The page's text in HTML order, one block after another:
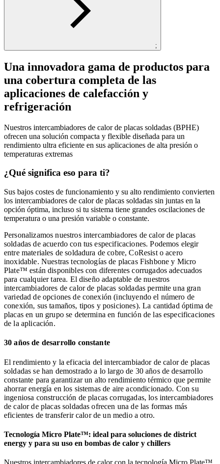
;
Una innovadora gama de productos para
una cobertura completa de las
aplicaciones de calefacción y
refrigeración
Nuestros intercambiadores de calor de placas soldadas (BPHE)
ofrecen una solución compacta y flexible diseñada para un
rendimiento ultra eficiente en sus aplicaciones de alta presión o
temperaturas extremas
¿Qué significa eso para ti?
Sus bajos costes de funcionamiento y su alto rendimiento convierten
los intercambiadores de calor de placas soldadas sin juntas en la
opción óptima, incluso si tu sistema tiene grandes oscilaciones de
temperatura o una presión variable o constante.
Personalizamos nuestros intercambiadores de calor de placas
soldadas de acuerdo con tus especificaciones. Podemos elegir
entre materiales de soldadura de cobre, CoResist o acero
inoxidable. Nuestras tecnologías de placas Fishbone y Micro
Plate™ están disponibles con diferentes corrugados adecuados
para cualquier tarea. El diseño adaptable de nuestros
intercambiadores de calor de placas soldadas permite una gran
variedad de opciones de conexión (incluyendo el número de
conexión, sus tamaños, tipos y posiciones). La cantidad óptima de
placas en un grupo se determina en función de las especificaciones
de la aplicación.
30 años de desarrollo constante
El rendimiento y la eficacia del intercambiador de calor de placas
soldadas se han demostrado a lo largo de 30 años de desarrollo
constante para garantizar un alto rendimiento térmico que permite
ahorrar energía en los sistemas de aire acondicionado. Con su
ingeniosa construcción de placas corrugadas, los intercambiadores
de calor de placas soldadas ofrecen una de las formas más
eficientes de transferir calor de un medio a otro.
Tecnología Micro Plate™: ideal para soluciones de district
energy y para su uso en bombas de calor y chillers